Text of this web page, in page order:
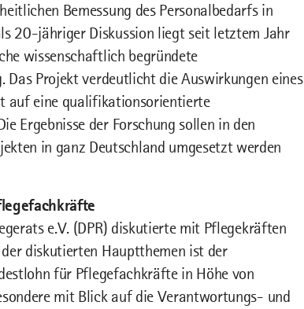
Bemessung des Personalbedarfs in
20-jähriger Diskussion liegt seit letztem Jahr
wissenschaftlich begründete
Das Projekt verdeutlicht die Auswirkungen eines
auf eine qualifikationsorientierte
Ergebnisse der Forschung sollen in den
in ganz Deutschland umgesetzt werden
e.V. (DPR) diskutierte mit Pflegekräften
der diskutierten Hauptthemen ist der
für Pflegefachkräfte in Höhe von
mit Blick auf die Verantwortungs- und